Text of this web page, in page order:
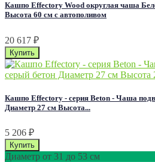
Кашпо Effectory Wood округлая чаша
Высота 60 см с автополивом
20 617 ₽
Кашпо Effectory - серия Beton - Чаша
Диаметр 27 см Высота...
5 206 ₽
Диаметр от 31 до 53 см